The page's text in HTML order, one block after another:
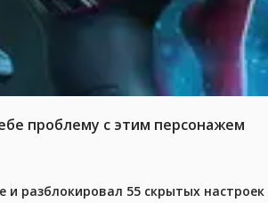
проблему с этим персонажем
и разблокировал 55 скрытых настроек